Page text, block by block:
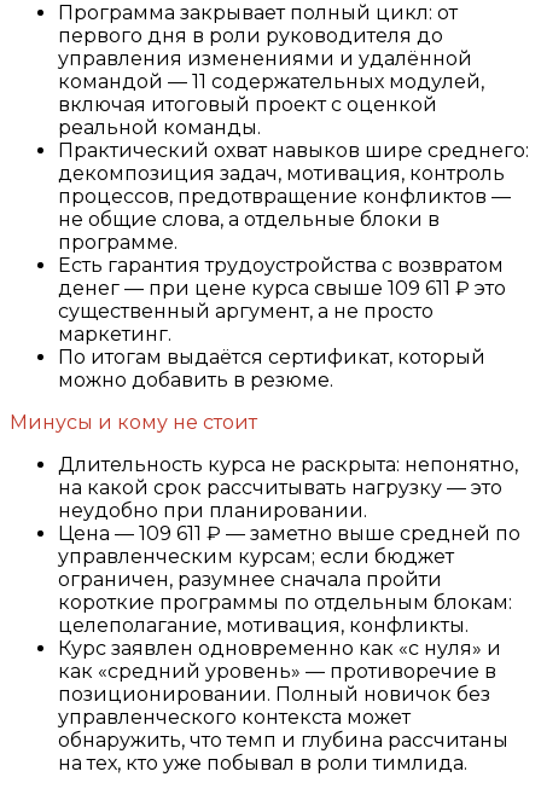
Программа закрывает полный цикл: от
первого дня в роли руководителя до
управления изменениями и удалённой
командой — 11 содержательных модулей,
включая итоговый проект с оценкой
реальной команды.
Практический охват навыков шире среднего:
декомпозиция задач, мотивация, контроль
процессов, предотвращение конфликтов —
не общие слова, а отдельные блоки в
программе.
Есть гарантия трудоустройства с возвратом
денег — при цене курса свыше 109 611 ₽ это
существенный аргумент, а не просто
маркетинг.
По итогам выдаётся сертификат, который
можно добавить в резюме.
Минусы и кому не стоит
Длительность курса не раскрыта: непонятно,
на какой срок рассчитывать нагрузку — это
неудобно при планировании.
Цена — 109 611 ₽ — заметно выше средней по
управленческим курсам; если бюджет
ограничен, разумнее сначала пройти
короткие программы по отдельным блокам:
целеполагание, мотивация, конфликты.
Курс заявлен одновременно как «с нуля» и
как «средний уровень» — противоречие в
позиционировании. Полный новичок без
управленческого контекста может
обнаружить, что темп и глубина рассчитаны
на тех, кто уже побывал в роли тимлида.